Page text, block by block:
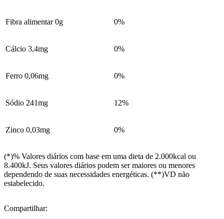
Fibra alimentar 0g 0%
Cálcio 3,4mg 0%
Ferro 0,06mg 0%
Sódio 241mg 12%
Zinco 0,03mg 0%
(*)% Valores diários com base em uma dieta de 2.000kcal ou
8.400kJ. Seus valores diários podem ser maiores ou menores
dependendo de suas necessidades energéticas. (**)VD não
estabelecido.
Compartilhar: